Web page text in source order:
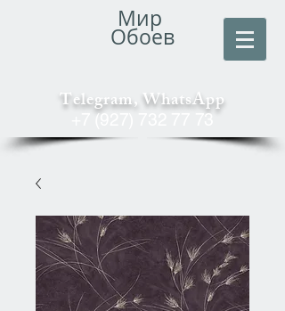
Мир
Обоев
Telegram, WhatsApp
+7 (927) 732 77 73